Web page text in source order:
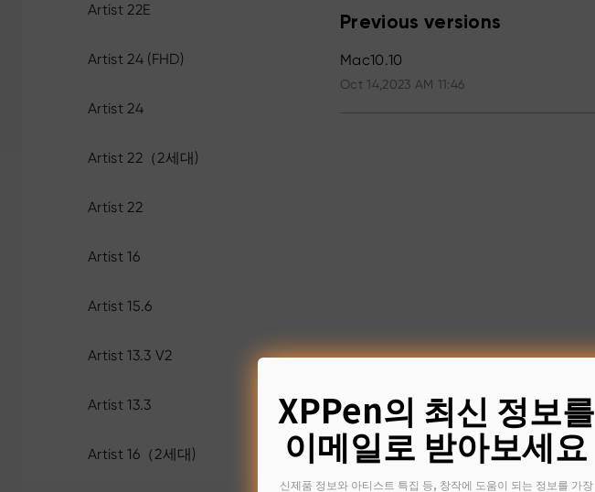
Artist 22E
Artist 24 (FHD)
Artist 24
Artist 22（2세대)
Artist 22
Artist 16
Artist 15.6
Artist 13.3 V2
Artist 13.3
Artist 16（2세대)
Previous versions
Mac10.10
Oct 14,2023 AM 11:46
XPPen의 최신 정보를
이메일로 받아보세요
신제품 정보와 아티스트 특집 등, 창작에 도움이 되는 정보를 가장